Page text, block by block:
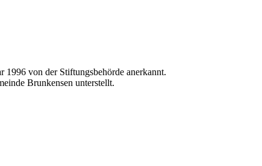
von der Stiftungsbehörde anerkannt.
Brunkensen unterstellt.